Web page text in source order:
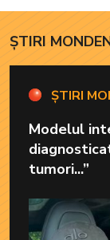
ȘTIRI
ȘTIRI
Modelul
tumori...”